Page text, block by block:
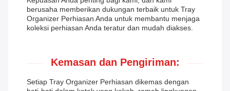
berusaha memberikan dukungan terbaik untuk Tray
Organizer Perhiasan Anda untuk membantu menjaga
koleksi perhiasan Anda teratur dan mudah diakses.
Kemasan dan Pengiriman:
Setiap Tray Organizer Perhiasan dikemas dengan